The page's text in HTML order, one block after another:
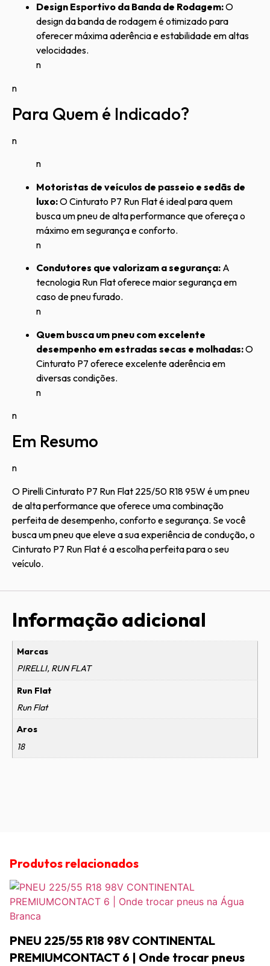
Design Esportivo da Banda de Rodagem:O
design da banda de rodagem é otimizado para
oferecer máxima aderência e estabilidade em altas
velocidades.
n
n
Para Quem é Indicado?
n
n
Motoristas de veículos de passeio e sedãs de
luxo:O Cinturato P7 Run Flat é ideal para quem
busca um pneu de alta performance que ofereça o
máximo em segurança e conforto.
n
Condutores que valorizam a segurança: A
tecnologia Run Flat oferece maior segurança em
caso de pneu furado.
n
Quem busca um pneu com excelente
desempenho em estradas secas e molhadas:O
Cinturato P7 oferece excelente aderência em
diversas condições.
n
n
Em Resumo
n
O Pirelli Cinturato P7 Run Flat 225/50 R18 95W é um pneu
de alta performance que oferece uma combinação
perfeita de desempenho, conforto e segurança. Se você
busca um pneu que eleve a sua experiência de condução, o
Cinturato P7 Run Flat é a escolha perfeita para o seu
veículo.
Informação adicional
Marcas
PIRELLI, RUN FLAT
Run Flat
Run Flat
Aros
18
Produtos relacionados
PNEU 225/55 R18 98V CONTINENTAL
PREMIUMCONTACT 6 | Onde trocar pneus